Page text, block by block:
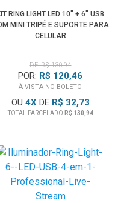
RING LIGHT LED 10" + 6" USB
MINI TRIPÉ E SUPORTE PARA
CELULAR
DE: R$ 130,94
POR: R$ 120,46
À VISTA NO BOLETO
OU 4XDE R$ 32,73
TOTAL PARCELADO R$ 130,94